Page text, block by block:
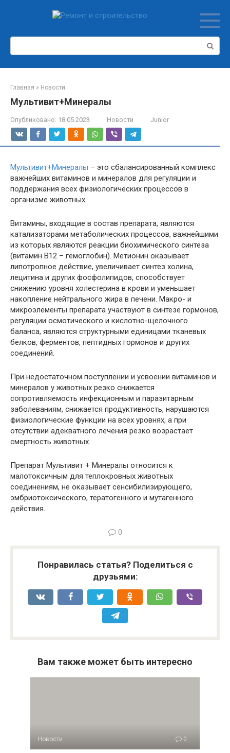
Поиск:
Главная » Новости
Мультивит+Минералы
Опубликовано: 18.05.2023 Новости Junior
Мультивит+Минералы – это сбалансированный комплекс
важнейших витаминов и минералов для регуляции и
поддержания всех физиологических процессов в
организме животных.
Витамины, входящие в состав препарата, являются
катализаторами метаболических процессов, важнейшими
из которых являются реакции биохимического синтеза
(витамин В12 – гемоглобин). Метионин оказывает
липотропное действие, увеличивает синтез холина,
лецитина и других фосфолипидов, способствует
снижению уровня холестерина в крови и уменьшает
накопление нейтрального жира в печени. Макро- и
микроэлементы препарата участвуют в синтезе гормонов,
регуляции осмотического и кислотно-щелочного
баланса, являются структурными единицами тканевых
белков, ферментов, пептидных гормонов и других
соединений.
При недостаточном поступлении и усвоении витаминов и
минералов у животных резко снижается
сопротивляемость инфекционным и паразитарным
заболеваниям, снижается продуктивность, нарушаются
физиологические функции на всех уровнях, а при
отсутствии адекватного лечения резко возрастает
смертность животных.
Препарат Мультивит + Минералы относится к
малотоксичным для теплокровных животных
соединениям, не оказывает сенсибилизирующего,
эмбриотоксического, тератогенного и мутагенного
действия.
0
Понравилась статья? Поделиться с
друзьями:
Вам также может быть интересно
Новости 0